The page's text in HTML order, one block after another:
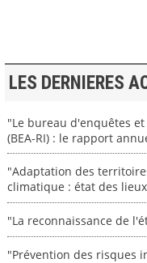
LES DERNIERES
"Le bureau d'enquêtes
(BEA-RI) : le rapport
"Adaptation des
climatique : état des
"La reconnaissance de
"Prévention des risques